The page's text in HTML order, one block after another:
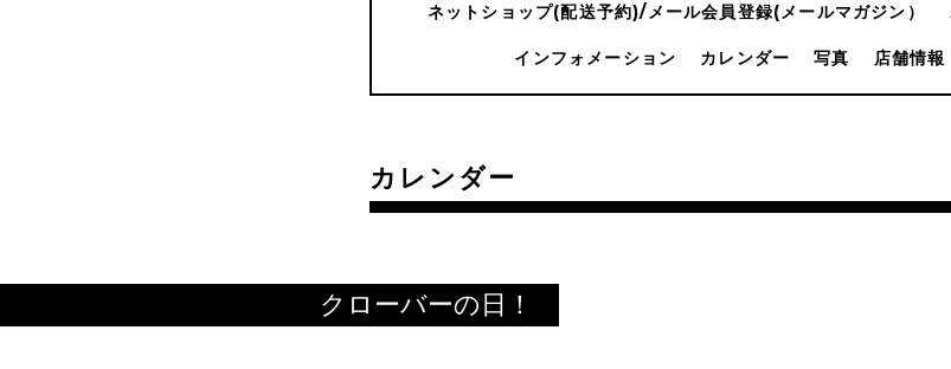
ネットショップ(配送予約)/メール会員登録(メールマガジン）
インフォメーション カレンダー 写真 店舗情報
カレンダー
クローバーの日！